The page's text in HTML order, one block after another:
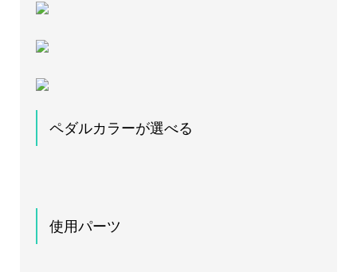
ペダルカラーが選べる
使用パーツ